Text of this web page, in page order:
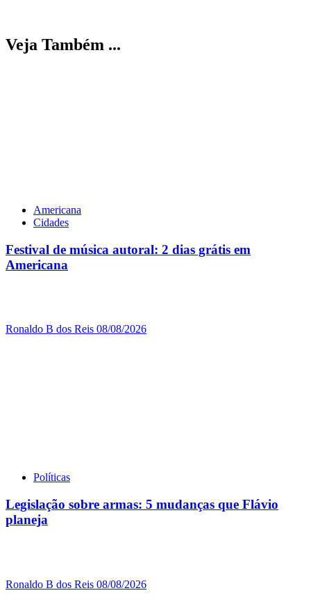
Veja Também ...
Americana
Cidades
Festival de música autoral: 2 dias grátis em
Americana
Ronaldo B dos Reis 08/08/2026
Políticas
Legislação sobre armas: 5 mudanças que Flávio
planeja
Ronaldo B dos Reis 08/08/2026